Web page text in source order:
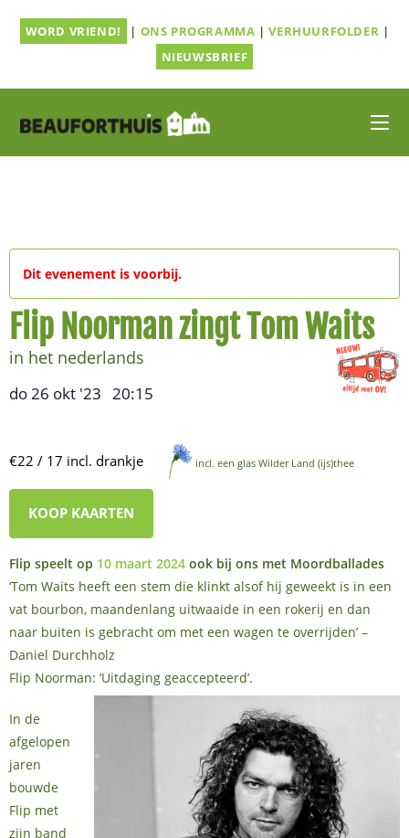
naarWORD VRIEND! | ONS PROGRAMMA |VERHUURFOLDER |
NIEUWSBRIEF
Dit evenement is voorbij.
Flip Noorman zingt Tom Waits
in het nederlands
do 26 okt '23 20:15
€22 / 17 incl. drankje incl. een glas Wilder Land (ijs)thee
KOOP KAARTEN
Flip speelt op 10 maart 2024 ook bij ons met Moordballades
‘Tom Waits heeft een stem die klinkt alsof hij geweekt is in een
vat bourbon, maandenlang uitwaaide in een rokerij en dan
naar buiten is gebracht om met een wagen te overrijden’ –
Daniel Durchholz
Flip Noorman: ‘Uitdaging geaccepteerd’.
In de
afgelopen
jaren
bouwde
Flip met
zijn band